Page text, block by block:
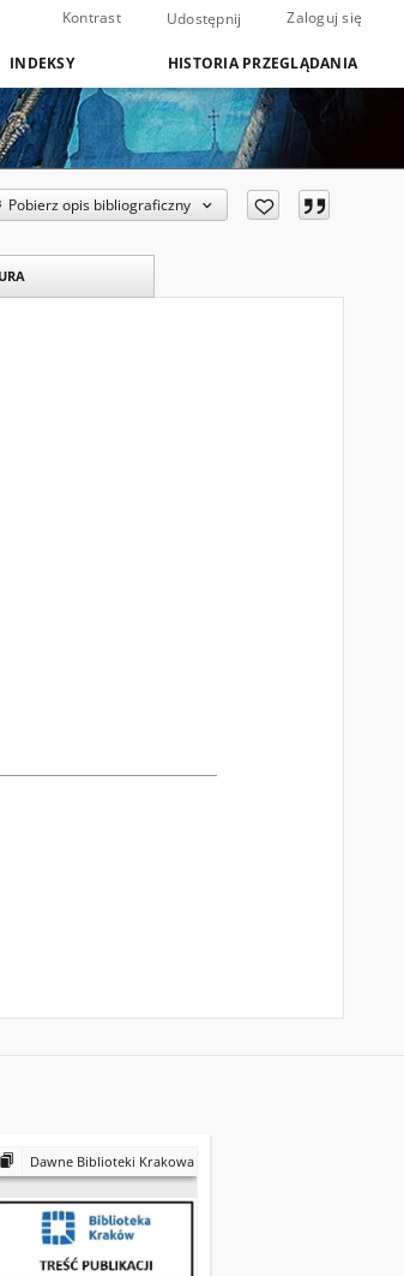
Kontrast Udostępnij Zaloguj się
INDEKSY HISTORIA PRZEGLĄDANIA
Pobierz opis bibliograficzny
Dawne Biblioteki Krakowa